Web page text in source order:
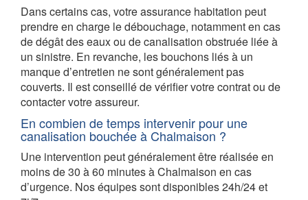
Dans certains cas, votre assurance habitation peut
prendre en charge le débouchage, notamment en cas
de dégât des eaux ou de canalisation obstruée liée à
un sinistre. En revanche, les bouchons liés à un
manque d’entretien ne sont généralement pas
couverts. Il est conseillé de vérifier votre contrat ou de
contacter votre assureur.
En combien de temps intervenir pour une
canalisation bouchée à Chalmaison ?
Une intervention peut généralement être réalisée en
moins de 30 à 60 minutes à Chalmaison en cas
d’urgence. Nos équipes sont disponibles 24h/24 et